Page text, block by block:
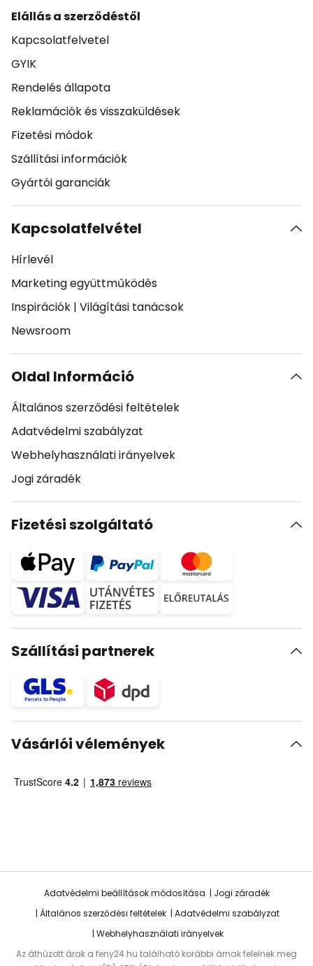
Elállás a szerződéstől
Kapcsolatfelvetel
GYIK
Rendelés állapota
Reklamációk és visszaküldések
Fizetési módok
Szállítási információk
Gyártói garanciák
Kapcsolatfelvétel
Hírlevél
Marketing együttműködés
Inspirációk | Világítási tanácsok
Newsroom
Oldal Információ
Általános szerződési feltételek
Adatvédelmi szabályzat
Webhelyhasználati irányelvek
Jogi záradék
Fizetési szolgáltató
Szállítási partnerek
Vásárlói vélemények
Adatvédelmi beállítások módosítása
Jogi záradék
Általános szerződési feltételek
Adatvédelmi szabályzat
Webhelyhasználati irányelvek
Az áthúzott árak a feny24.hu található korábbi árnak felelnek meg